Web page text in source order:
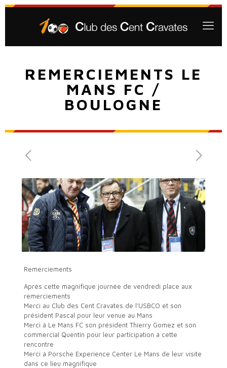
REMERCIEMENTS LE
MANS FC /
BOULOGNE
Remerciements
Après cette magnifique journée de vendredi place aux
remerciements
Merci au Club des Cent Cravates de l’USBCO​ et son
président Pascal pour leur venue au Mans
Merci à Le Mans FC​ son président Thierry Gomez​ et son
commercial Quentin pour leur participation à cette
rencontre
Merci à Porsche Experience Center Le Mans​ de leur visite
dans ce lieu magnifique